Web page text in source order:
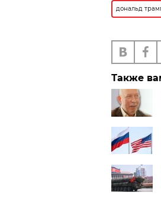
дональд
Также